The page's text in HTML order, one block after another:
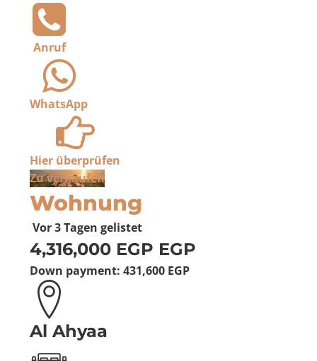
Anruf
WhatsApp
Hier überprüfen
Zu verkaufen
Wohnung
Vor 3 Tagen gelistet
4,316,000 EGP EGP
Down payment: 431,600 EGP
Al Ahyaa